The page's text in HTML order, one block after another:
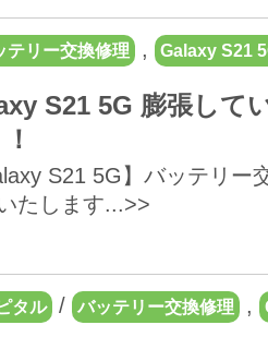
テリー交換修理 , Galaxy S21
S21 5G 膨張して
S21 5G】バッテリ
たします...>>
タル / バッテリー交換修理 ,